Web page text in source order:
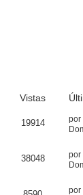
Vistas
19914 por
38048 por
por